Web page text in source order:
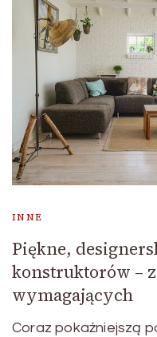
INNE
Piękne,
konstruktorów –
wymagających
Coraz pokaźniejszą